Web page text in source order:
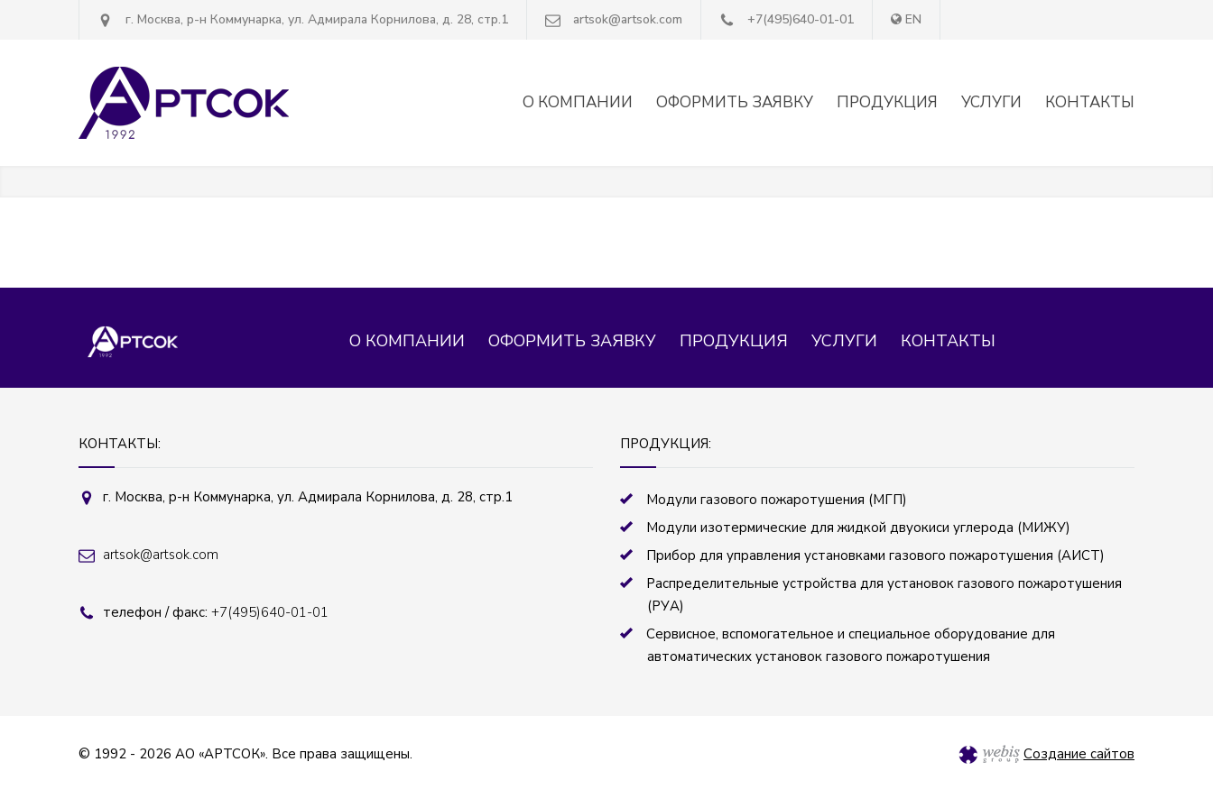
г. Москва, р-н Коммунарка, ул. Адмирала Корнилова, д. 28, стр.1 artsok@artsok.com +7(495)640-01-01 EN
О КОМПАНИИ ОФОРМИТЬ ЗАЯВКУ ПРОДУКЦИЯ УСЛУГИ КОНТАКТЫ
О КОМПАНИИ ОФОРМИТЬ ЗАЯВКУ ПРОДУКЦИЯ УСЛУГИ КОНТАКТЫ
КОНТАКТЫ:
г. Москва, р-н Коммунарка, ул. Адмирала Корнилова, д. 28, стр.1
artsok@artsok.com
телефон / факс: +7(495)640-01-01
ПРОДУКЦИЯ:
Модули газового пожаротушения (МГП)
Модули изотермические для жидкой двуокиси углерода (МИЖУ)
Прибор для управления установками газового пожаротушения (АИСТ)
Распределительные устройства для установок газового пожаротушения
(РУА)
Сервисное, вспомогательное и специальное оборудование для
автоматических установок газового пожаротушения
© 1992 - 2026 АО «АРТСОК». Все права защищены. Создание сайтов